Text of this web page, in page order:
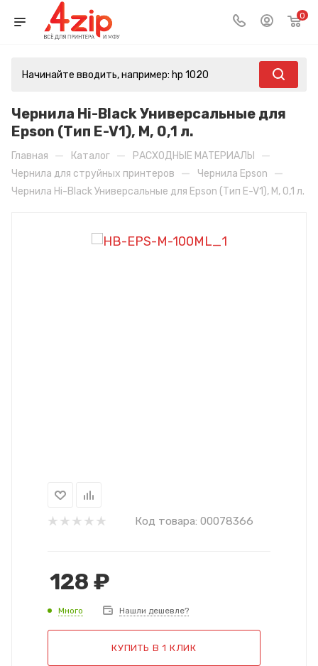
0
Чернила Hi-Black Универсальные для
Epson (Тип E-V1), M, 0,1 л.
Главная — Каталог — РАСХОДНЫЕ МАТЕРИАЛЫ —
Чернила для струйных принтеров — Чернила Epson —
Чернила Hi-Black Универсальные для Epson (Тип E-V1), M, 0,1 л.
Код товара: 00078366
128 ₽
Много Нашли дешевле?
КУПИТЬ В 1 КЛИК